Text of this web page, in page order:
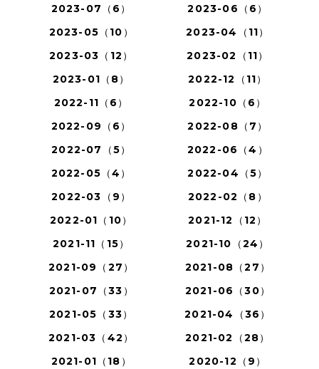
2023-07（6）
2023-06（6）
2023-05（10）
2023-04（11）
2023-03（12）
2023-02（11）
2023-01（8）
2022-12（11）
2022-11（6）
2022-10（6）
2022-09（6）
2022-08（7）
2022-07（5）
2022-06（4）
2022-05（4）
2022-04（5）
2022-03（9）
2022-02（8）
2022-01（10）
2021-12（12）
2021-11（15）
2021-10（24）
2021-09（27）
2021-08（27）
2021-07（33）
2021-06（30）
2021-05（33）
2021-04（36）
2021-03（42）
2021-02（28）
2021-01（18）
2020-12（9）